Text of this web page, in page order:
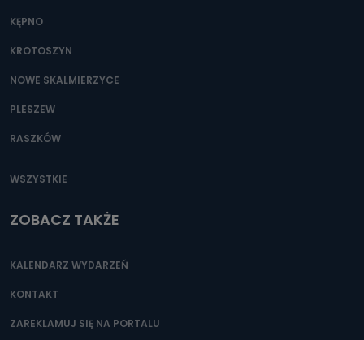
KĘPNO
KROTOSZYN
NOWE SKALMIERZYCE
PLESZEW
RASZKÓW
WSZYSTKIE
ZOBACZ TAKŻE
KALENDARZ WYDARZEŃ
KONTAKT
ZAREKLAMUJ SIĘ NA PORTALU